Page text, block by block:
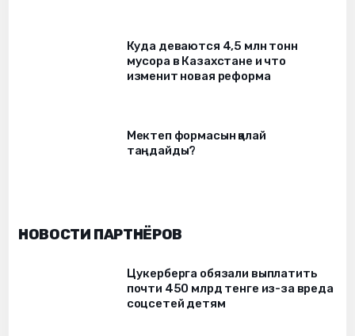
Куда деваются 4,5 млн тонн
мусора в Казахстане и что
изменит новая реформа
Мектеп формасын қалай
таңдайды?
НОВОСТИ ПАРТНЁРОВ
Цукерберга обязали выплатить
почти 450 млрд тенге из-за вреда
соцсетей детям